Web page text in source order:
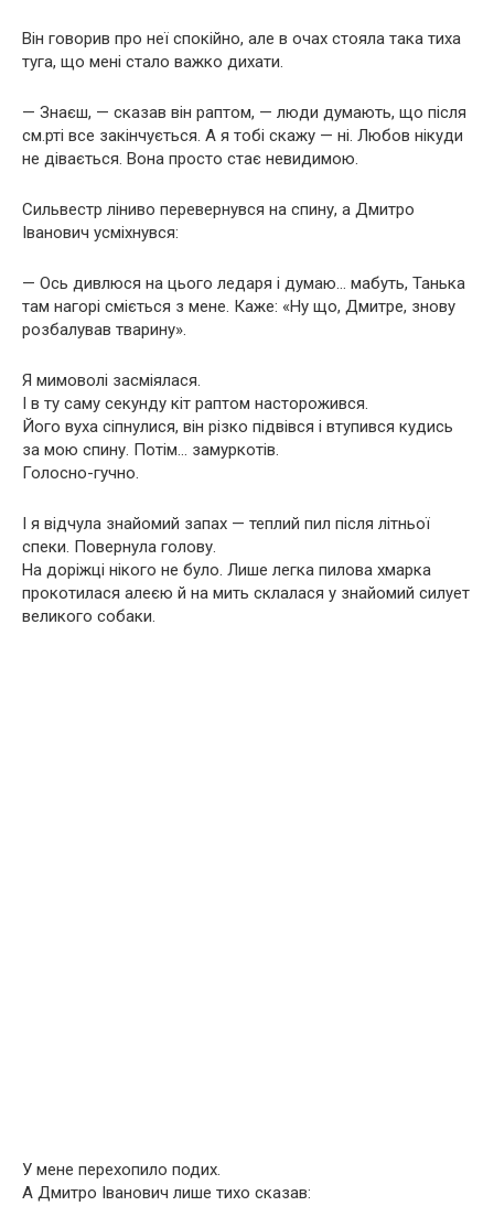
Він говорив про неї спокійно, але в очах стояла така тиха
туга, що мені стало важко дихати.
— Знаєш, — сказав він раптом, — люди думають, що після
см.рті все закінчується. А я тобі скажу — ні. Любов нікуди
не дівається. Вона просто стає невидимою.
Сильвестр ліниво перевернувся на спину, а Дмитро
Іванович усміхнувся:
— Ось дивлюся на цього ледаря і думаю… мабуть, Танька
там нагорі сміється з мене. Каже: «Ну що, Дмитре, знову
розбалував тварину».
Я мимоволі засміялася.
І в ту саму секунду кіт раптом насторожився.
Його вуха сіпнулися, він різко підвівся і втупився кудись
за мою спину. Потім… замуркотів.
Голосно-гучно.
І я відчула знайомий запах — теплий пил після літньої
спеки. Повернула голову.
На доріжці нікого не було. Лише легка пилова хмарка
прокотилася алеєю й на мить склалася у знайомий силует
великого собаки.
У мене перехопило подих.
А Дмитро Іванович лише тихо сказав: